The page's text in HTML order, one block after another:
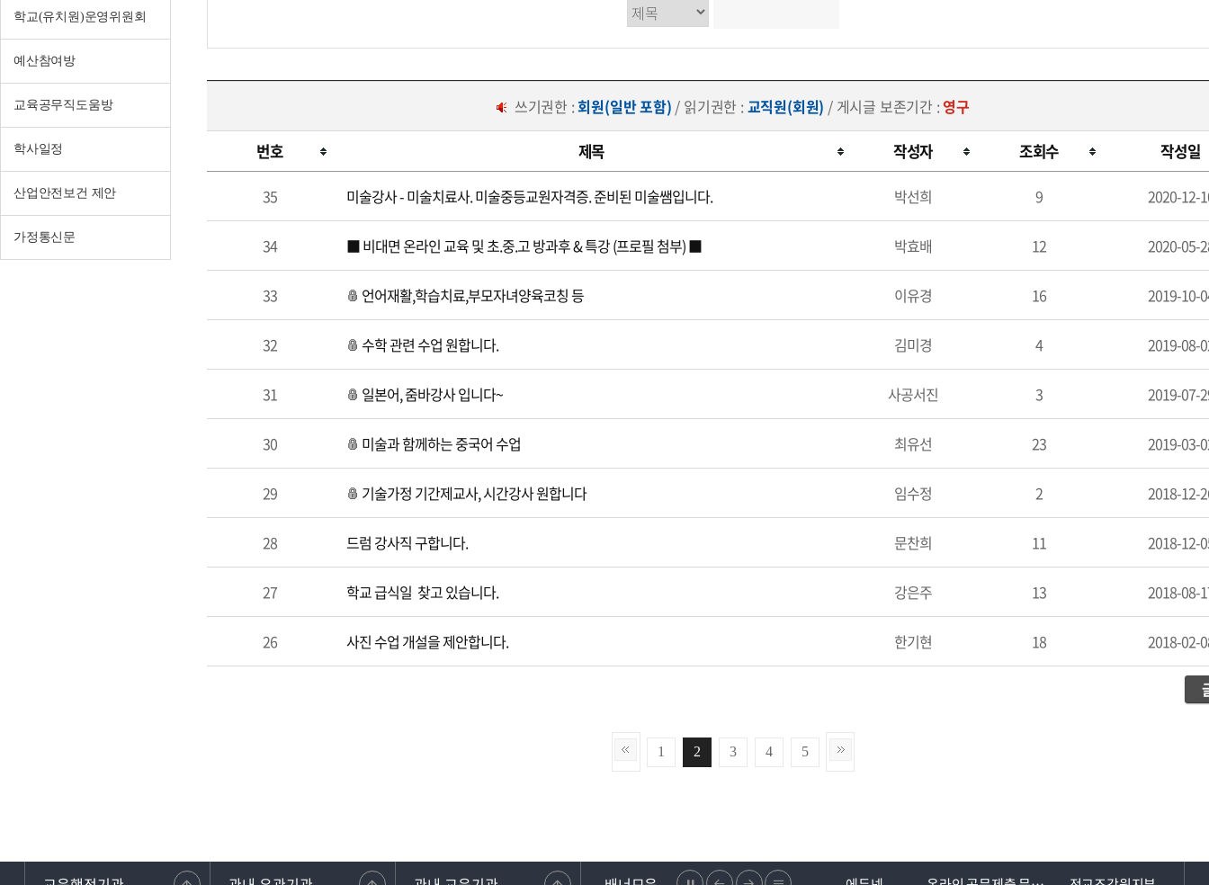
학교(유치원)운영위원회
예산참여방
교육공무직도움방
학사일정
산업안전보건 제안
가정통신문
쓰기권한 :회원(일반 포함) / 읽기권한 :교직원(회원) / 게시글 보존기간 :영구
번호 제목 작성자 조회수 작성일
35 미술강사 - 미술치료사. 미술중등교원자격증. 준비된 미술쌤입니다. 박선희 9 2020-12-
34 ■ 비대면 온라인 교육 및 초.중.고 방과후 & 특강 (프로필 첨부) ■ 박효배 12 2020-05-
33 언어재활,학습치료,부모자녀양육코칭 등 이유경 16 2019-10-
32 수학 관련 수업 원합니다. 김미경 4 2019-08-
31 일본어, 줌바강사 입니다~ 사공서진 3 2019-07-
30 미술과 함께하는 중국어 수업 최유선 23 2019-03-
29 기술가정 기간제교사, 시간강사 원합니다 임수정 2 2018-12-
28 드럼 강사직 구합니다. 문찬희 11 2018-12-
27 학교 급식일 찾고 있습니다. 강은주 13 2018-08-
26 사진 수업 개설을 제안합니다. 한기현 18 2018-02-
1 2 3 4 5